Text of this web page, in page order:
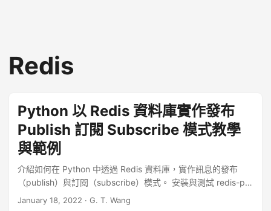
Redis
Python 以 Redis 資料庫實作發布
Publish 訂閱 Subscribe 模式教學
與範例
介紹如何在 Python 中透過 Redis 資料庫，實作訊息的發布
（publish）與訂閱（subscribe）模式。 安裝與測試 redis-py
模組 在 Python 中若要使用 Redis 資料庫，可以採用 redis-py
January 18, 2022 · G. T. Wang